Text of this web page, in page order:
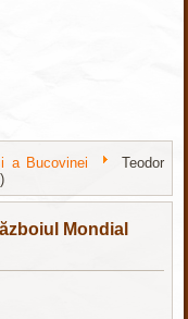
a Bucovinei
Teodor
Mondial